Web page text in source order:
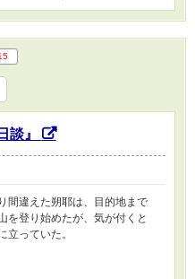
談』
間違えた朔耶は、目的地まで
を登り始めたが、気が付くと
立っていた。